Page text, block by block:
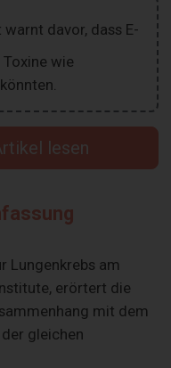
davor, dass E-
wie
lesen
Lungenkrebs am
erörtert die
mit dem
gleichen